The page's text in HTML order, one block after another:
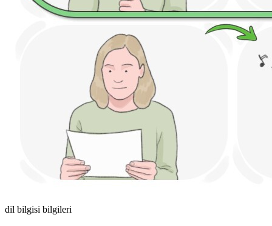
dil bilgisi bilgileri